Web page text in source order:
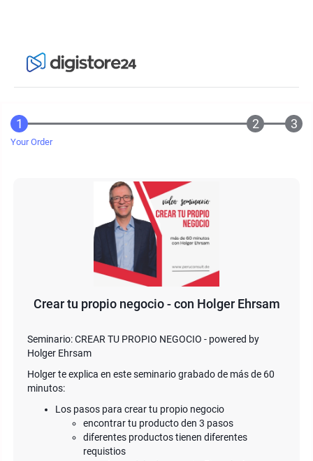
Your Order
Crear tu propio negocio - con Holger Ehrsam
Seminario: CREAR TU PROPIO NEGOCIO - powered by
Holger Ehrsam
Holger te explica en este seminario grabado de más de 60
minutos:
Los pasos para crear tu propio negocio
encontrar tu producto den 3 pasos
diferentes productos tienen diferentes
requistios